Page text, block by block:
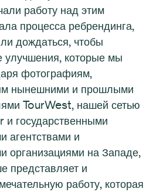
работу над этим
процесса ребрендинга,
дождаться, чтобы
улучшения, которые мы
фотографиям,
нынешними и прошлыми
TourWest, нашей сетью
государственными
агентствами и
организациями на Западе,
представляет и
работу, которая